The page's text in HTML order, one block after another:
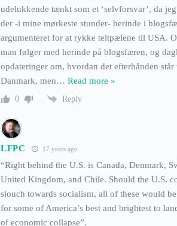
udelukkende tænkt som et ‘selvforsvar’, da
der -i mine mørkeste stunder- herinde i
argumenteret for at rykke teltpælene til USA.
man følger med herinde på blogsfæren, og
opdateringer om, hvordan det efterhånden
Danmark, men… Read more »
0 Reply
LFPC 17 years ago
“Right behind the U.S. is Canada, Denmark,
United Kingdom, and Chile. Should the U.S.
slouch towards socialism, all of these would
for some of America’s best and brightest to
of economic collapse”.